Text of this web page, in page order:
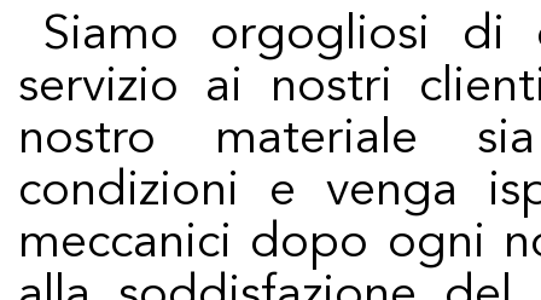
Siamo orgogliosi di offrire il più alto livello di
servizio ai nostri
nostro materiale
condizioni e venga
meccanici dopo ogni